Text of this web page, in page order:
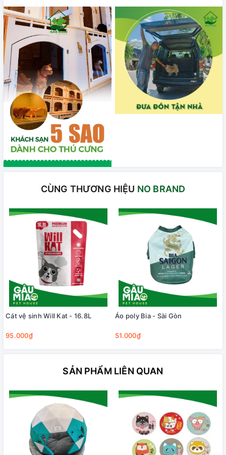
CÙNG THƯƠNG HIỆU NO BRAND
Cát vệ sinh Will Kat - 16.8L
95.000₫
Áo poly Bia - Sài Gòn
51.000₫
SẢN PHẨM LIÊN QUAN